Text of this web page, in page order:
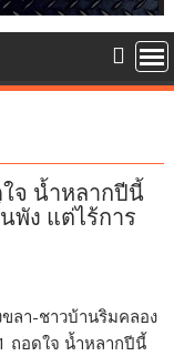
จ น้ำหลากปีนี้
พัง แต่ไร้การ
ขลา-ชาวบ้านริมคลอง
ถอดใจ น้ำหลากปีนี้